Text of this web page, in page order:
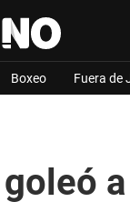
Boxeo Fuera de